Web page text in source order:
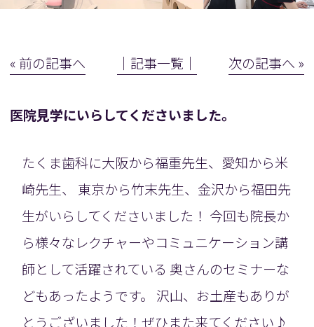
« 前の記事へ │記事一覧│ 次の記事へ »
医院見学にいらしてくださいました。
たくま歯科に大阪から福重先生、愛知から米
崎先生、 東京から竹末先生、金沢から福田先
生がいらしてくださいました！ 今回も院長か
ら様々なレクチャーやコミュニケーション講
師として活躍されている 奥さんのセミナーな
どもあったようです。 沢山、お土産もありが
とうございました！ぜひまた来てください♪